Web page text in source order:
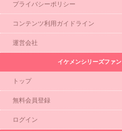
プライバシーポリシー
コンテンツ利用ガイドライン
運営会社
イケメンシリーズファン
トップ
無料会員登録
ログイン